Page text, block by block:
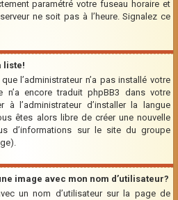
paramétré votre fuseau horaire et
ne soit pas à l’heure. Signalez ce
liste!
l’administrateur n’a pas installé votre
n’a encore traduit phpBB3 dans votre
à l’administrateur d’installer la langue
êtes alors libre de créer une nouvelle
d’informations sur le site du groupe
image avec mon nom d’utilisateur?
un nom d’utilisateur sur la page de